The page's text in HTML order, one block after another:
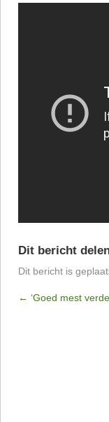
Dit bericht
Dit bericht is
← ‘Goed mest